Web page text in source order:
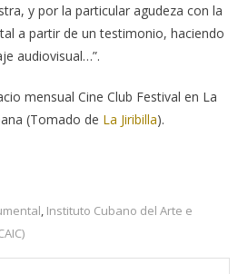
y por la particular agudeza con la
a partir de un testimonio, haciendo
audiovisual…”.
mensual Cine Club Festival en La
(Tomado de La Jiribilla).
, Instituto Cubano del Arte e